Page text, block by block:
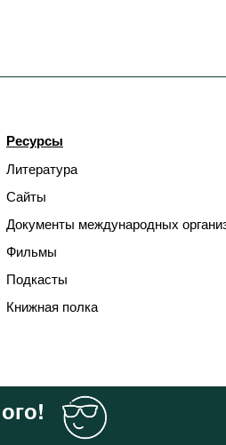
Ресурсы
Литература
Сайты
Документы международных
Фильмы
Подкасты
Книжная полка